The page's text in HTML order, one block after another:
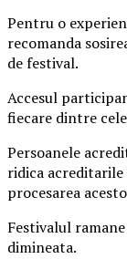
Pentru o
recomanda
de festival.
Accesul
fiecare dintre
Persoanele
ridica
procesarea
Festivalul
dimineata.